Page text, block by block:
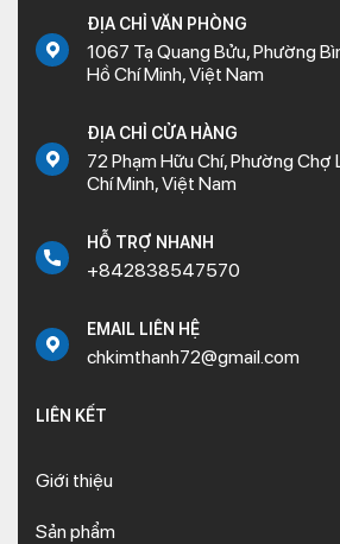
ĐỊA CHỈ VĂN PHÒNG
1067 Tạ Quang Bửu, Phường
Hồ Chí Minh, Việt Nam
ĐỊA CHỈ CỬA HÀNG
72 Phạm Hữu Chí, Phường Chợ
Chí Minh, Việt Nam
HỖ TRỢ NHANH
+842838547570
EMAIL LIÊN HỆ
chkimthanh72@gmail.com
LIÊN KẾT
Giới thiệu
Sản phẩm